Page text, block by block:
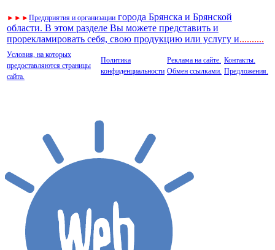
► ► ►Предприятия и организации города Брянска и Брянской
области. В этом разделе Вы можете представить и
прорекламировать себя, свою продукцию или услугу и..........
Условия, на которых
предоставляются страницы
сайта.
Политика
конфиденциальности
Реклама на сайте.
Обмен ссылками.
Контакты.
Предложения.